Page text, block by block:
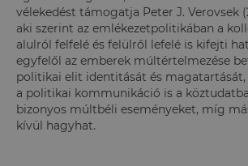
vélekedést támogatja Peter J. Verovsek
aki szerint az emlékezetpolitikában a
alulról felfelé és felülről lefelé is kifejti
egyfelől az emberek múltértelmezése
politikai elit identitását és
a politikai kommunikáció is a
bizonyos múltbéli eseményeket, míg
kívül hagyhat.